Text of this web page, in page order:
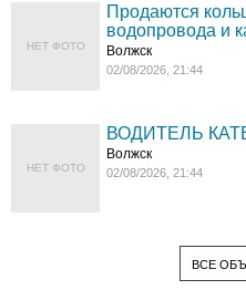
НЕТ ФОТО
Продаются
водопровода и
Волжск
02/08/2026, 21:44
НЕТ ФОТО
ВОДИТЕЛЬ
Волжск
02/08/2026, 21:44
ВСЕ